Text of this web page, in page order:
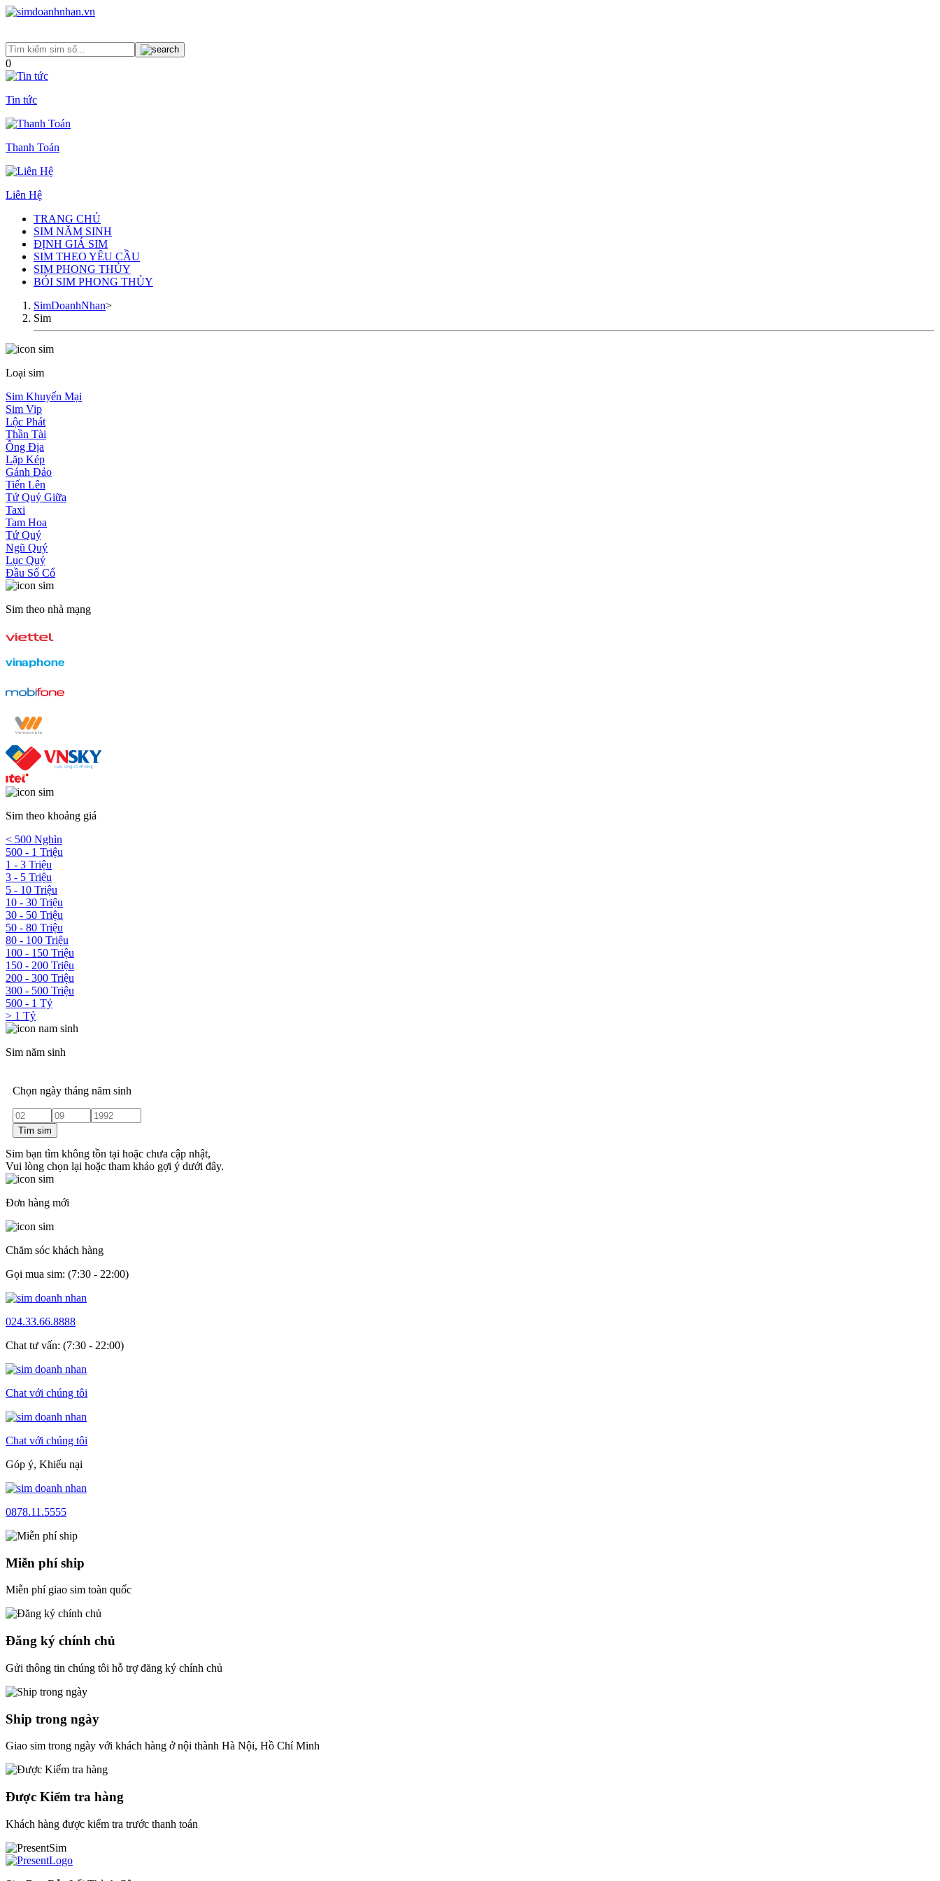
0
Tin tức
Thanh Toán
Liên Hệ
TRANG CHỦ
SIM NĂM SINH
ĐỊNH GIÁ SIM
SIM THEO YÊU CẦU
SIM PHONG THỦY
BÓI SIM PHONG THỦY
SimDoanhNhan>
Sim
Loại sim
Sim Khuyến Mại
Sim Vip
Lộc Phát
Thần Tài
Ông Địa
Lặp Kép
Gánh Đảo
Tiến Lên
Tứ Quý Giữa
Taxi
Tam Hoa
Tứ Quý
Ngũ Quý
Lục Quý
Đầu Số Cổ
Sim theo nhà mạng
Sim theo khoảng giá
< 500 Nghìn
500 - 1 Triệu
1 - 3 Triệu
3 - 5 Triệu
5 - 10 Triệu
10 - 30 Triệu
30 - 50 Triệu
50 - 80 Triệu
80 - 100 Triệu
100 - 150 Triệu
150 - 200 Triệu
200 - 300 Triệu
300 - 500 Triệu
500 - 1 Tỷ
> 1 Tỷ
Sim năm sinh
Chọn ngày tháng năm sinh
Tìm sim
Sim bạn tìm không tồn tại hoặc chưa cập nhật,
Vui lòng chọn lại hoặc tham khảo gợi ý dưới đây.
Đơn hàng mới
Chăm sóc khách hàng
Gọi mua sim: (7:30 - 22:00)
024.33.66.8888
Chat tư vấn: (7:30 - 22:00)
Chat với chúng tôi
Chat với chúng tôi
Góp ý, Khiếu nại
0878.11.5555
Miễn phí ship
Miễn phí giao sim toàn quốc
Đăng ký chính chủ
Gửi thông tin chúng tôi hỗ trợ đăng ký chính chủ
Ship trong ngày
Giao sim trong ngày với khách hàng ở nội thành Hà Nội, Hồ Chí Minh
Được Kiểm tra hàng
Khách hàng được kiểm tra trước thanh toán